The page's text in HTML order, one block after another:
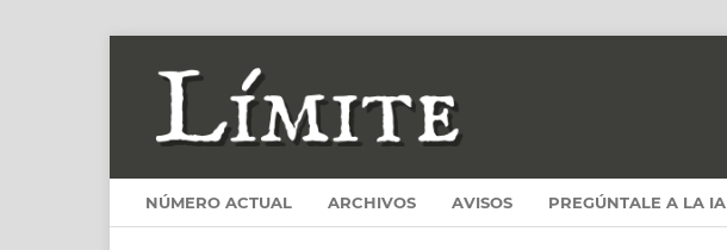
NÚMERO ACTUAL ARCHIVOS AVISOS PREGÚNTALE A LA IA